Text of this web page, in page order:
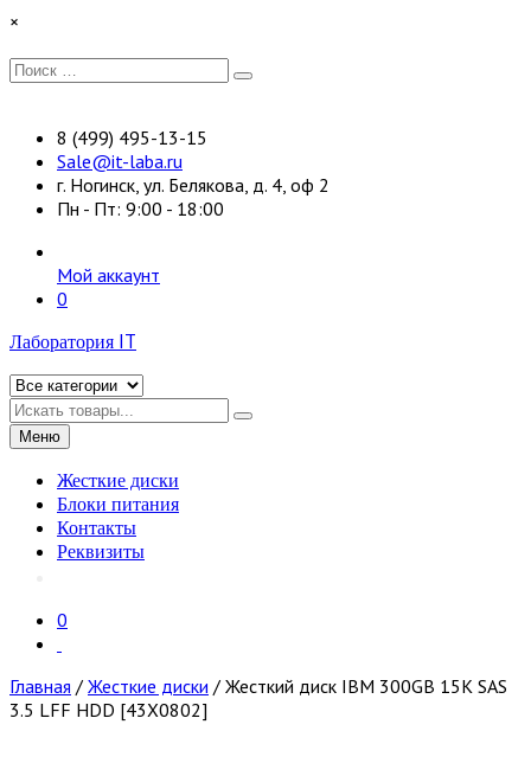
Перейти
содержимому
×
Искать:
Поиск
8 (499) 495-13-15
Sale@it-laba.ru
г. Ногинск, ул. Белякова, д. 4, оф 2
Пн - Пт: 9:00 - 18:00
Мой аккаунт
0
Лаборатория IT
Искать
Меню
Жесткие диски
Блоки питания
Контакты
Реквизиты
0
Главная / Жесткие диски / Жесткий диск IBM 300GB 15K SAS
3.5 LFF HDD [43X0802]